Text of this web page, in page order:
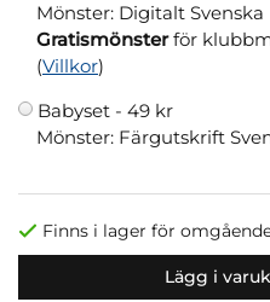
Mönster: Digitalt Svenska
Gratismönsterför
(Villkor)
Babyset - 49 kr
Mönster: Färgutskrift
Finns i lager för
Lägg i